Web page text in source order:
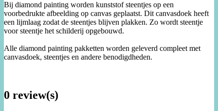
Bij diamond painting worden kunststof steentjes op een
voorbedrukte afbeelding op canvas geplaatst. Dit canvasdoek heeft
een lijmlaag zodat de steentjes blijven plakken. Zo wordt steentje
voor steentje het schilderij opgebouwd.
Alle diamond painting pakketten worden geleverd compleet met
canvasdoek, steentjes en andere benodigdheden.
0 review(s)